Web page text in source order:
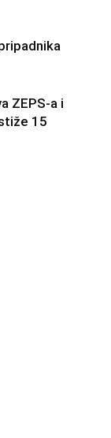
ZEPS-a i
15